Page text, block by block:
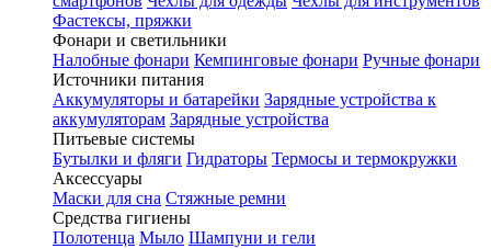
Фастексы, пряжки
Фонари и светильники
Налобные фонари Кемпинговые фонари Ручные фонари
Источники питания
Аккумуляторы и батарейки Зарядные устройства к
аккумуляторам Зарядные устройства
Питьевые системы
Бутылки и фляги Гидраторы Термосы и термокружки
Аксессуары
Маски для сна Стяжные ремни
Средства гигиены
Полотенца Мыло Шампуни и гели